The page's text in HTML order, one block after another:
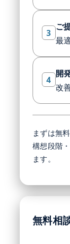
3
ご
最
4
開
改
まずは無
構想段階
ます。
無料相